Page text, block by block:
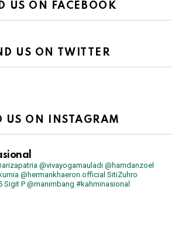
US ON FACEBOOK
US ON TWITTER
US ON INSTAGRAM
@vivayogamauladi @hamdanzoel
@hermankhaeron.official SitiZuhro
Sigit P @manimbang #kahminasional